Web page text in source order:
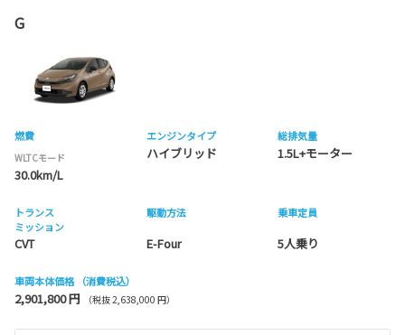
G
燃費
WLTCモード
30.0km/L
エンジンタイプ
ハイブリッド
総排気量
1.5L+モーター
トランス
ミッション
CVT
駆動方法
E-Four
乗車定員
5人乗り
車両本体価格 （消費税込）
2,901,800 円 （税抜 2,638,000 円）